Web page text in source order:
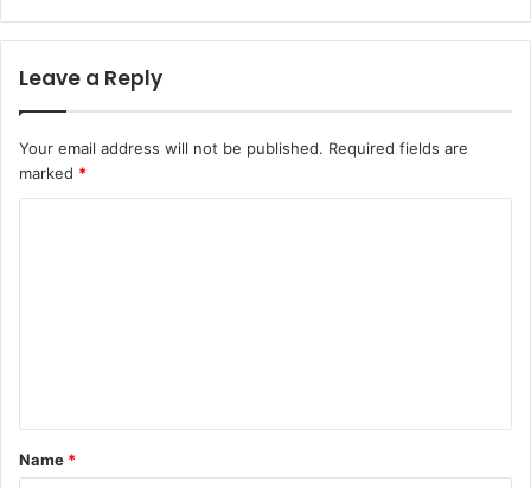
Leave a Reply
Your email address will not be published. Required fields are
marked *
t
*
Name *